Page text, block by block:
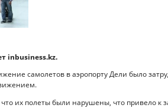
inbusiness.kz.
cамолетов в аэропорту Дели было
их полеты были нарушены, что привело к